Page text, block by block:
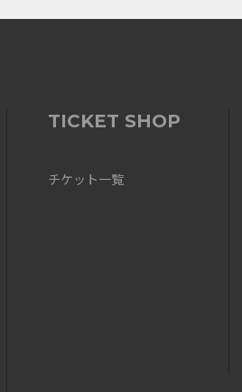
TICKET SHOP
チケット一覧